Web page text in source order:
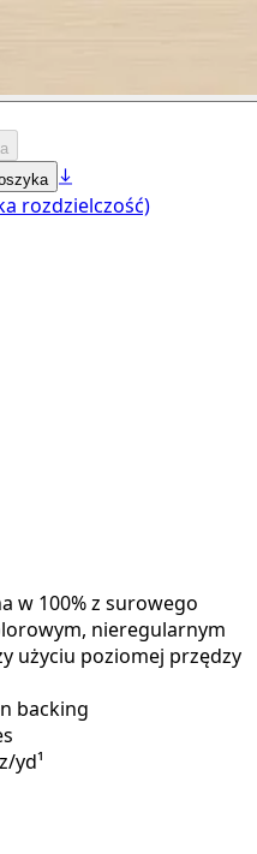
rozdzielczość)
w 100% z surowego
nieregularnym
użyciu poziomej przędzy
backing
yd¹